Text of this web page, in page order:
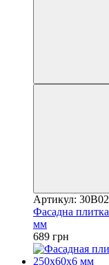
Артикул:
Фасадна
мм
689 грн